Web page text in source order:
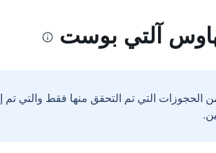
آلتي بوست
الحجوزات التي تم التحقق منها فقط والتي